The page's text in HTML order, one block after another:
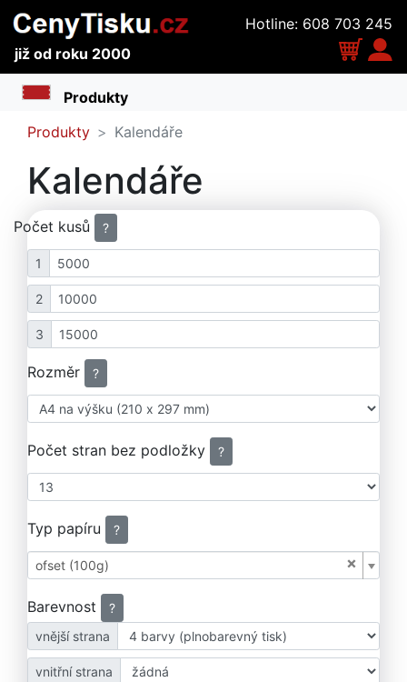
již od roku 2000
Hotline: 608 703 245
Toggle navigation
Produkty
Kalendáře
Kalendáře
Počet kusů ?
1
2
3
Rozměr ?
Počet stran bez podložky ?
Typ papíru ?
×
ofset (100g)
Barevnost
?
vnější strana
vnitřní strana